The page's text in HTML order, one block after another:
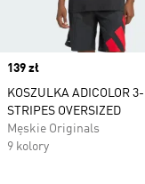
Price
139 zł
KOSZULKA ADICOLOR 3-
STRIPES OVERSIZED
Męskie Originals
9 kolory